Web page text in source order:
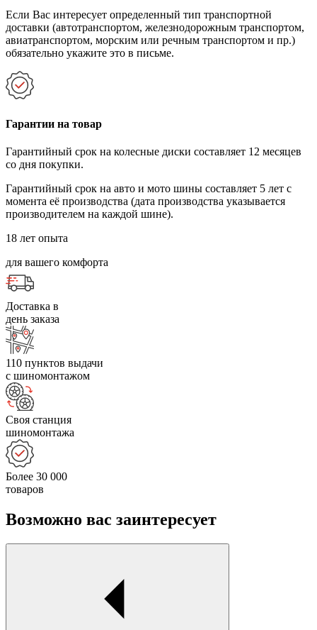
Если Вас интересует определенный тип транспортной
доставки (автотранспортом, железнодорожным транспортом,
авиатранспортом, морским или речным транспортом и пр.)
обязательно укажите это в письме.
Гарантии на товар
Гарантийный срок на колесные диски составляет 12 месяцев
со дня покупки.
Гарантийный срок на авто и мото шины составляет 5 лет с
момента её производства (дата производства указывается
производителем на каждой шине).
18 лет опыта
для вашего комфорта
Доставка в
день заказа
110 пунктов выдачи
с шиномонтажом
Своя станция
шиномонтажа
Более 30 000
товаров
Возможно вас заинтересует